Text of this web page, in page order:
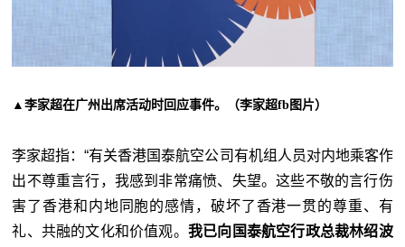
▲李家超在广州出席活动时回应事件。（李家超fb图片）
李家超指：“有关香港国泰航空公司有机组人员对内地乘客作
出不尊重言行，我感到非常痛愤、失望。这些不敬的言行伤
害了香港和内地同胞的感情，破坏了香港一贯的尊重、有
礼、共融的文化和价值观。 我已向国泰航空行政总裁林绍波